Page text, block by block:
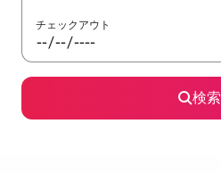
チェックアウト
検索